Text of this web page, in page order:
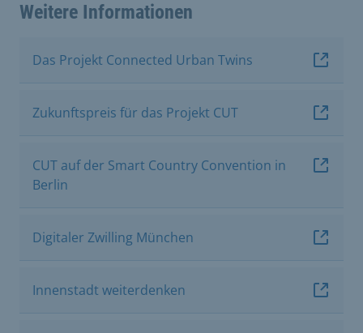
Weitere Informationen
Das Projekt Connected Urban Twins
Zukunftspreis für das Projekt CUT
CUT auf der Smart Country Convention in
Berlin
Digitaler Zwilling München
Innenstadt weiterdenken